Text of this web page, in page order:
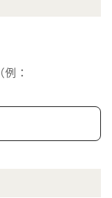
：